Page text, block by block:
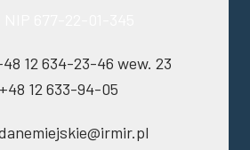
12 634-23-46 wew. 23
12 633-94-05